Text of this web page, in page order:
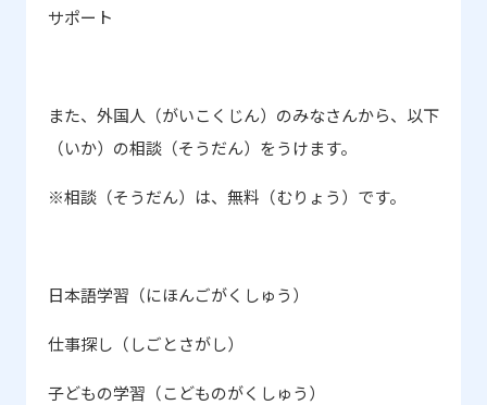
サポート
また、外国人（がいこくじん）のみなさんから、以下
（いか）の相談（そうだん）をうけます。
※相談（そうだん）は、無料（むりょう）です。
日本語学習（にほんごがくしゅう）
仕事探し（しごとさがし）
子どもの学習（こどものがくしゅう）